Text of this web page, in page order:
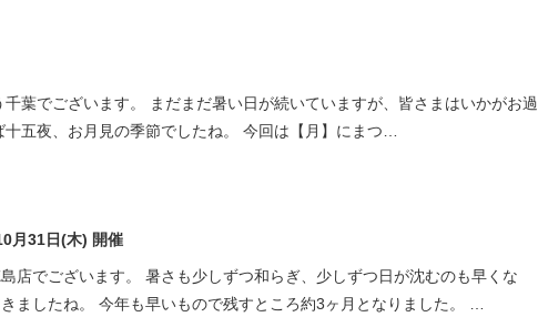
葉でございます。 まだまだ暑い日が続いていますが、皆さまはいかがお過
五夜、お月見の季節でしたね。 今回は【月】にまつ…
月31日(木) 開催
店でございます。 暑さも少しずつ和らぎ、少しずつ日が沈むのも早くな
ましたね。 今年も早いもので残すところ約3ヶ月となりました。 …